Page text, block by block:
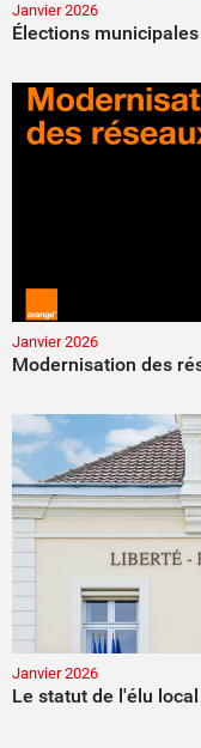
Janvier 2026
Élections
Janvier 2026
Modernisation des
Janvier 2026
Le statut de l'élu local